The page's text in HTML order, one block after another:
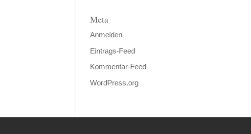
Meta
Anmelden
Eintrags-Feed
Kommentar-Feed
WordPress.org